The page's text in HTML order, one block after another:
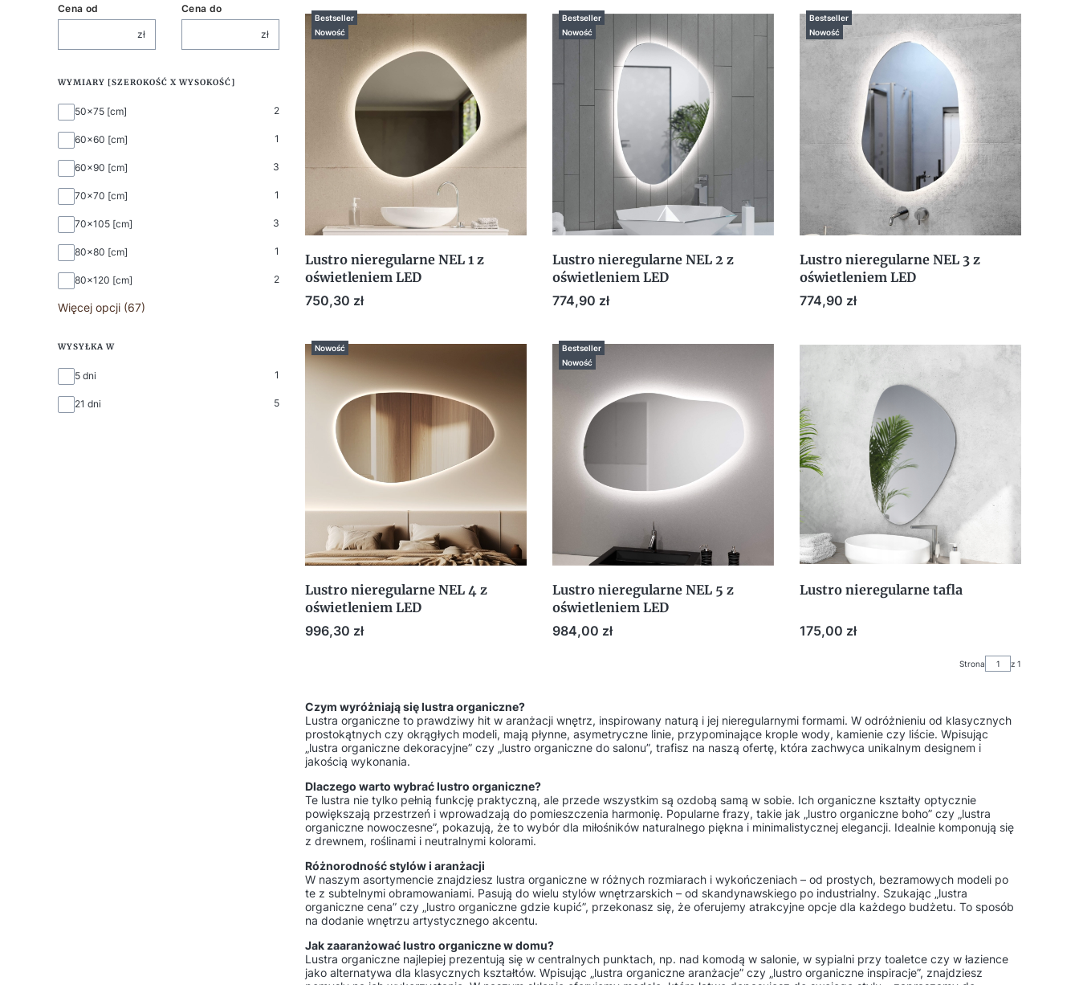
Cena od
zł
Cena do
zł
WYMIARY [SZEROKOŚĆ X WYSOKOŚĆ]
Wymiary [szerokość x wysokość]
50x75 [cm] 2
60x60 [cm] 1
60x90 [cm] 3
70x70 [cm] 1
70x105 [cm] 3
80x80 [cm] 1
80x120 [cm] 2
Więcej opcji (67)
WYSYŁKA W
Wysyłka w
5 dni 1
21 dni 5
Bestseller
Nowość
Lustro nieregularne NEL 1 z
oświetleniem LED
Cena
750,30 zł
Bestseller
Nowość
Lustro nieregularne NEL 2 z
oświetleniem LED
Cena
774,90 zł
Bestseller
Nowość
Lustro nieregularne NEL 3 z
oświetleniem LED
Cena
774,90 zł
Nowość
Lustro nieregularne NEL 4 z
oświetleniem LED
Cena
996,30 zł
Bestseller
Nowość
Lustro nieregularne NEL 5 z
oświetleniem LED
Cena
984,00 zł
Lustro nieregularne tafla
Cena
175,00 zł
Strona z 1
Czym wyróżniają się lustra organiczne?
Lustra organiczne to prawdziwy hit w aranżacji wnętrz, inspirowany naturą i jej nieregularnymi formami. W odróżnieniu od klasycznych
prostokątnych czy okrągłych modeli, mają płynne, asymetryczne linie, przypominające krople wody, kamienie czy liście. Wpisując
„lustra organiczne dekoracyjne” czy „lustro organiczne do salonu”, trafisz na naszą ofertę, która zachwyca unikalnym designem i
jakością wykonania.
Dlaczego warto wybrać lustro organiczne?
Te lustra nie tylko pełnią funkcję praktyczną, ale przede wszystkim są ozdobą samą w sobie. Ich organiczne kształty optycznie
powiększają przestrzeń i wprowadzają do pomieszczenia harmonię. Popularne frazy, takie jak „lustro organiczne boho” czy „lustra
organiczne nowoczesne”, pokazują, że to wybór dla miłośników naturalnego piękna i minimalistycznej elegancji. Idealnie komponują się
z drewnem, roślinami i neutralnymi kolorami.
Różnorodność stylów i aranżacji
W naszym asortymencie znajdziesz lustra organiczne w różnych rozmiarach i wykończeniach – od prostych, bezramowych modeli po
te z subtelnymi obramowaniami. Pasują do wielu stylów wnętrzarskich – od skandynawskiego po industrialny. Szukając „lustra
organiczne cena” czy „lustro organiczne gdzie kupić”, przekonasz się, że oferujemy atrakcyjne opcje dla każdego budżetu. To sposób
na dodanie wnętrzu artystycznego akcentu.
Jak zaaranżować lustro organiczne w domu?
Lustra organiczne najlepiej prezentują się w centralnych punktach, np. nad komodą w salonie, w sypialni przy toaletce czy w łazience
jako alternatywa dla klasycznych kształtów. Wpisując „lustra organiczne aranżacje” czy „lustro organiczne inspiracje”, znajdziesz